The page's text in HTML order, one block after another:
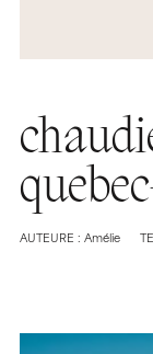
AUTEURE : Amélie